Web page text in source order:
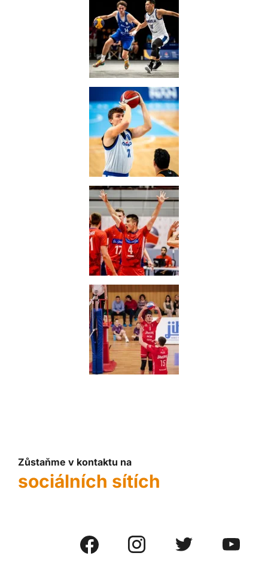
Zůstaňme v kontaktu na
sociálních sítích